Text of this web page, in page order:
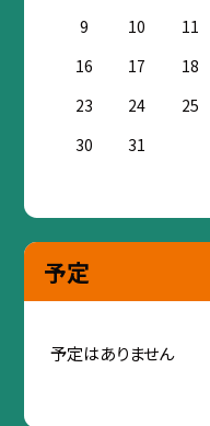
9
10 11
16
17 18
23
24 25
30
31
予定
予定はありません